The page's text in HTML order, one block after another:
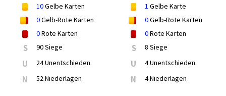
10Gelbe Karten
0Gelb-Rote Karten
0Rote Karten
S 90 Siege
U 24 Unentschieden
N 52 Niederlagen
1 Gelbe Karte
0Gelb-Rote Karten
0Rote Karten
S 8 Siege
U 4 Unentschieden
N 4 Niederlagen